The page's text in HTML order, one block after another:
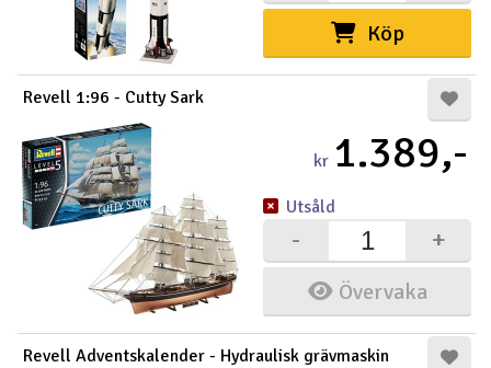
Köp
Revell 1:96 - Cutty Sark
kr 1.389,-
Övervaka
+
-
Utsåld
Revell Adventskalender - Hydraulisk grävmaskin